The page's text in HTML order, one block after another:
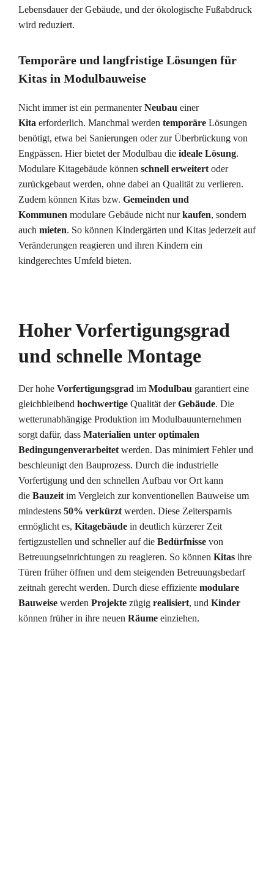
Lebensdauer der Gebäude, und der ökologische Fußabdruck
wird reduziert.
Temporäre und langfristige Lösungen für
Kitas in Modulbauweise
Nicht immer ist ein permanenterNeubau einer
Kita erforderlich. Manchmal werden temporäre Lösungen
benötigt, etwa bei Sanierungen oder zur Überbrückung von
Engpässen. Hier bietet der Modulbau die ideale Lösung.
Modulare Kitagebäude können schnell erweitert oder
zurückgebaut werden, ohne dabei an Qualität zu verlieren.
Zudem können Kitas bzw. Gemeinden und
Kommunen modulare Gebäude nicht nurkaufen, sondern
auch mieten. So können Kindergärten und Kitas jederzeit auf
Veränderungen reagieren und ihren Kindern ein
kindgerechtes Umfeld bieten.
Hoher Vorfertigungsgrad
und schnelle Montage
Der hohe Vorfertigungsgrad im Modulbau garantiert eine
gleichbleibend hochwertige Qualität derGebäude. Die
wetterunabhängige Produktion im Modulbauunternehmen
sorgt dafür, dass Materialien unter optimalen
Bedingungenverarbeitet werden. Das minimiert Fehler und
beschleunigt den Bauprozess. Durch die industrielle
Vorfertigung und den schnellen Aufbau vor Ort kann
die Bauzeit im Vergleich zur konventionellen Bauweise um
mindestens 50% verkürzt werden. Diese Zeitersparnis
ermöglicht es, Kitagebäude in deutlich kürzerer Zeit
fertigzustellen und schneller auf die Bedürfnisse von
Betreuungseinrichtungen zu reagieren. So können Kitas ihre
Türen früher öffnen und dem steigenden Betreuungsbedarf
zeitnah gerecht werden. Durch diese effiziente modulare
Bauweise werden Projekte zügig realisiert, und Kinder
können früher in ihre neuen Räume einziehen.